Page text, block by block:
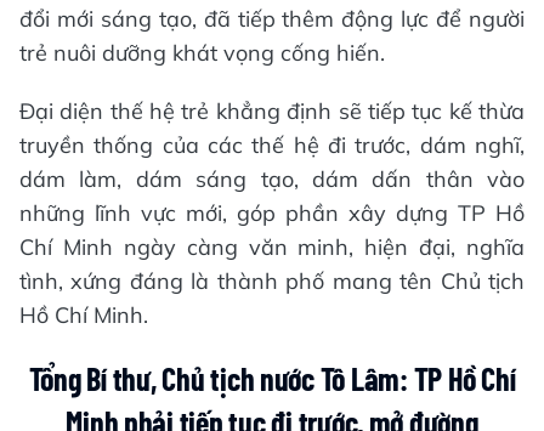
đổi mới sáng tạo, đã tiếp thêm động lực để người
trẻ nuôi dưỡng khát vọng cống hiến.
Đại diện thế hệ trẻ khẳng định sẽ tiếp tục kế thừa
truyền thống của các thế hệ đi trước, dám nghĩ,
dám làm, dám sáng tạo, dám dấn thân vào
những lĩnh vực mới, góp phần xây dựng TP Hồ
Chí Minh ngày càng văn minh, hiện đại, nghĩa
tình, xứng đáng là thành phố mang tên Chủ tịch
Hồ Chí Minh.
Tổng Bí thư, Chủ tịch nước Tô Lâm: TP Hồ Chí
Minh phải tiếp tục đi trước, mở đường